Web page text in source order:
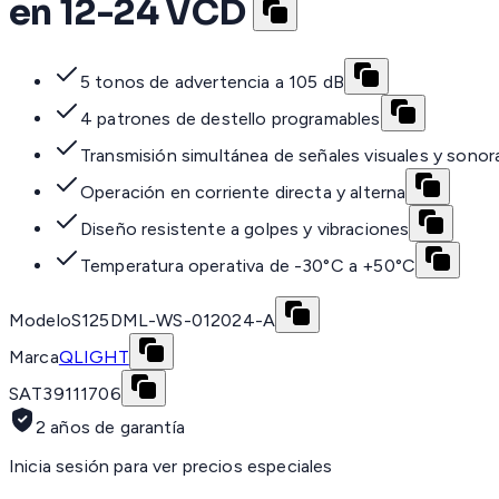
en 12-24 VCD
5 tonos de advertencia a 105 dB
4 patrones de destello programables
Transmisión simultánea de señales visuales y
Operación en corriente directa y alterna
Diseño resistente a golpes y vibraciones
Temperatura operativa de -30°C a +50°C
ModeloS125DML-WS-012024-A
MarcaQLIGHT
SAT39111706
2 años de garantía
Inicia sesión para ver precios especiales